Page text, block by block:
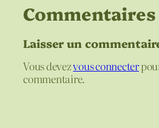
Commentaires
Laisser un
Vous devezvous connecter
commentaire.